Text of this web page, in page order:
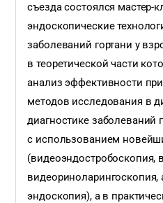
съезда состоялся
эндоскопические
заболеваний гортани у
в теоретической части
анализ эффективности
методов исследования в
диагностике заболеваний
с использованием
(видеоэндостробоскопия,
эндоскопия), а в